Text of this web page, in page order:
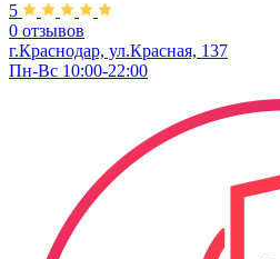
5
0 отзывов
г.Краснодар, ул.Красная, 137
Пн-Вс 10:00-22:00